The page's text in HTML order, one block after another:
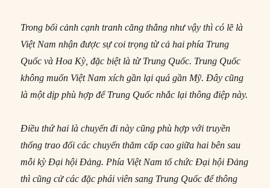
Trong bối cảnh cạnh tranh căng thẳng như vậy thì có lẽ là
Việt Nam nhận được sự coi trọng từ cả hai phía Trung
Quốc và Hoa Kỳ, đặc biệt là từ Trung Quốc. Trung Quốc
không muốn Việt Nam xích gần lại quá gần Mỹ. Đây cũng
là một dịp phù hợp để Trung Quốc nhắc lại thông điệp này.
Điều thứ hai là chuyến đi này cũng phù hợp với truyền
thống trao đổi các chuyến thăm cấp cao giữa hai bên sau
mỗi kỳ Đại hội Đảng. Phía Việt Nam tổ chức Đại hội Đảng
thì cũng cử các đặc phái viên sang Trung Quốc để thông